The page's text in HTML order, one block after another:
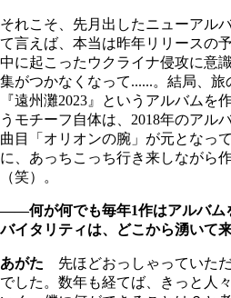
それこそ、先月出したニューアル
て言えば、本当は昨年リリースの
中に起こったウクライナ侵攻に意
集がつかなくなって......。結局、
『遠州灘2023』というアルバムを
うモチーフ自体は、2018年のアル
曲目「オリオンの腕」が元となっ
に、あっちこっち行き来しながら
（笑）。
――何が何でも毎年1作はアルバム
バイタリティは、どこから湧いて
あがた 先ほどおっしゃっていた
でした。数年も経てば、きっと人